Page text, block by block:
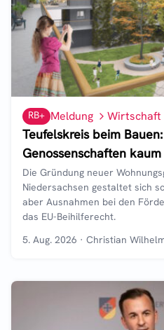
RB+ Meldung Wirtschaft
Teufelskreis beim
Genossenschaften
Die Gründung neuer
Niedersachsen gestaltet sich
aber Ausnahmen bei den
das EU-Beihilferecht.
5. Aug. 2026 · Christian